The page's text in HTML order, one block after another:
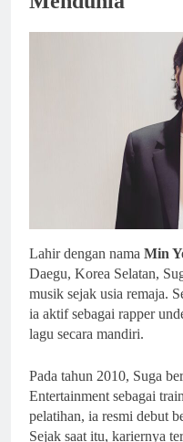
Lahir dengan nama Min
Daegu, Korea Selatan,
musik sejak usia remaja.
ia aktif sebagai rapper
lagu secara mandiri.
Pada tahun 2010, Suga
Entertainment sebagai
pelatihan, ia resmi debut
Sejak saat itu, kariernya